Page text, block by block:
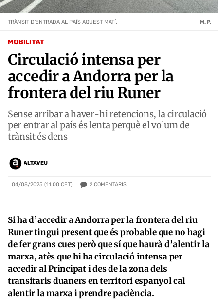
MOBILITAT
Circulació intensa per
accedir a Andorra per la
frontera del riu Runer
Sense arribar a haver-hi retencions, la circulació
per entrar al país és lenta perquè el volum de
trànsit és dens
ALTAVEU
04/08/2025 (11:00 CET) 2 COMENTARIS
TRÀNSIT D'ENTRADA AL PAÍS AQUEST MATÍ. M. P.
Si ha d’accedir a Andorra per la frontera del riu
Runer tingui present que és probable que no hagi
de fer grans cues però que sí que haurà d’alentir la
marxa, atès que hi ha circulació intensa per
accedir al Principat i des de la zona dels
transitaris duaners en territori espanyol cal
alentir la marxa i prendre paciència.